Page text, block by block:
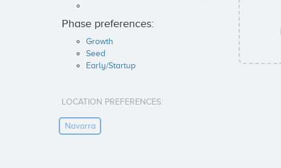
Phase preferences:
Growth
Seed
Early/Startup
LOCATION PREFERENCES:
Navarra